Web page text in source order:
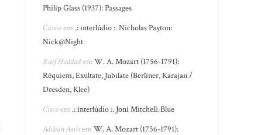
Philip Glass (1937): Passages
Cássioem .: interlúdio :. Nicholas Payton:
Nick@Night
Raif HaddademW. A. Mozart (1756-1791):
Réquiem, Exultate, Jubilate (Berliner, Karajan /
Dresden, Klee)
Ciscoem .: interlúdio :. Joni Mitchell: Blue
Adilson AssisemW. A. Mozart (1756-1791):